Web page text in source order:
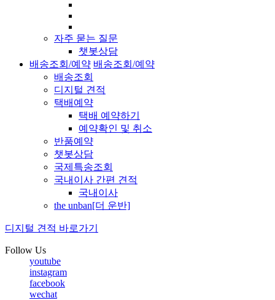
자주 묻는 질문
챗봇상담
배송조회/예약 배송조회/예약
배송조회
디지털 견적
택배예약
택배 예약하기
예약확인 및 취소
반품예약
챗봇상담
국제특송조회
국내이사 간편 견적
국내이사
the unban[더 운반]
디지털 견적 바로가기
Follow Us
youtube
instagram
facebook
wechat